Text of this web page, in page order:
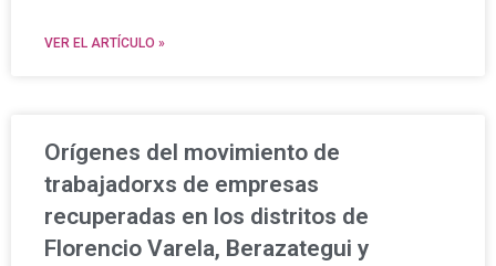
VER EL ARTÍCULO »
Orígenes del movimiento de
trabajadorxs de empresas
recuperadas en los distritos de
Florencio Varela, Berazategui y